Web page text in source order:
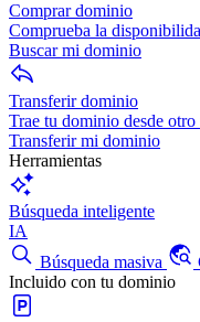
Comprar dominio
Comprueba la
Buscar mi dominio
Transferir dominio
Trae tu dominio desde
Transferir mi dominio
Herramientas
Búsqueda inteligente
IA
Búsqueda masiva
Incluido con tu dominio